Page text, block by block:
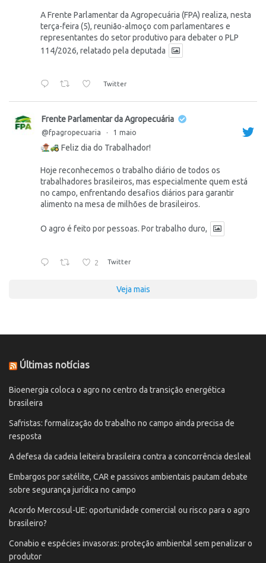
A Frente Parlamentar da Agropecuária (FPA) realiza, nesta
terça-feira (5), reunião-almoço com parlamentares e
representantes do setor produtivo para debater o PLP
114/2026, relatado pela deputada
Twitter
Frente Parlamentar da Agropecuária
@fpagropecuaria · 1 maio
Feliz dia do Trabalhador!
Hoje reconhecemos o trabalho diário de todos os
trabalhadores brasileiros, mas especialmente quem está
no campo, enfrentando desafios diários para garantir
alimento na mesa de milhões de brasileiros.
O agro é feito por pessoas. Por trabalho duro,
2 Twitter
Veja mais
Últimas notícias
Bioenergia coloca o agro no centro da transição energética
brasileira
Safristas: formalização do trabalho no campo ainda precisa de
resposta
A defesa da cadeia leiteira brasileira contra a concorrência desleal
Embargos por satélite, CAR e passivos ambientais pautam debate
sobre segurança jurídica no campo
Acordo Mercosul-UE: oportunidade comercial ou risco para o agro
brasileiro?
Conabio e espécies invasoras: proteção ambiental sem penalizar o
produtor